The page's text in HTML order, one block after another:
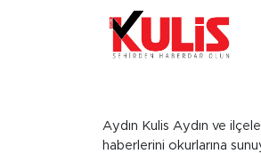
Aydın Kulis Aydın ve
haberlerini okurlarına